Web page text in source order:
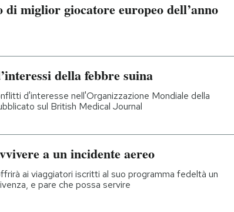
miglior giocatore europeo dell’anno
della febbre suina
d'interesse nell'Organizzazione Mondiale della
sul British Medical Journal
a un incidente aereo
ai viaggiatori iscritti al suo programma fedeltà un
e pare che possa servire